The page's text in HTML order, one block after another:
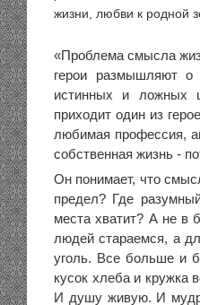
жизни, любви к родной
«Проблема смысла
герои размышляют о
истинных и ложных
приходит один из
любимая профессия,
собственная жизнь -
Он понимает, что
предел? Где
места хватит? А не в
людей стараемся, а
уголь. Все больше и
кусок хлеба и кружка
И душу живую. И